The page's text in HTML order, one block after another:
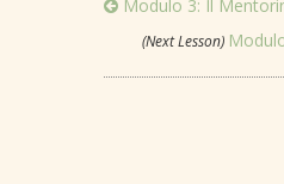
Modulo 3: Il
(Next Lesson)